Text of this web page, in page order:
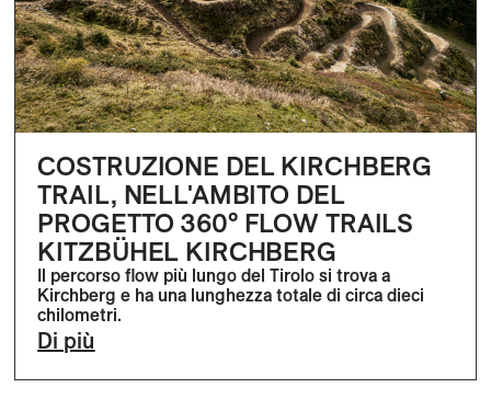
COSTRUZIONE DEL KIRCHBERG
TRAIL, NELL'AMBITO DEL
PROGETTO 360° FLOW TRAILS
KITZBÜHEL KIRCHBERG
Il percorso flow più lungo del Tirolo si trova a
Kirchberg e ha una lunghezza totale di circa dieci
chilometri.
Di più